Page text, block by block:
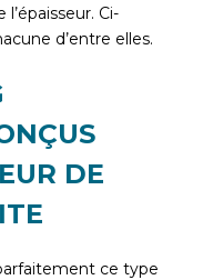
Ci-
d’entre elles.
DE
ce type